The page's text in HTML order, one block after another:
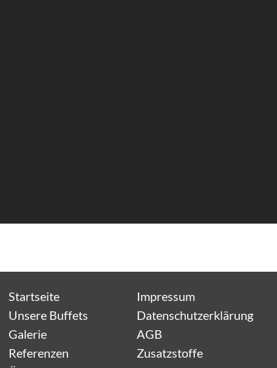
Startseite
Unsere Buffets
Galerie
Referenzen
Impressum
Datenschutzerklärung
AGB
Zusatzstoffe